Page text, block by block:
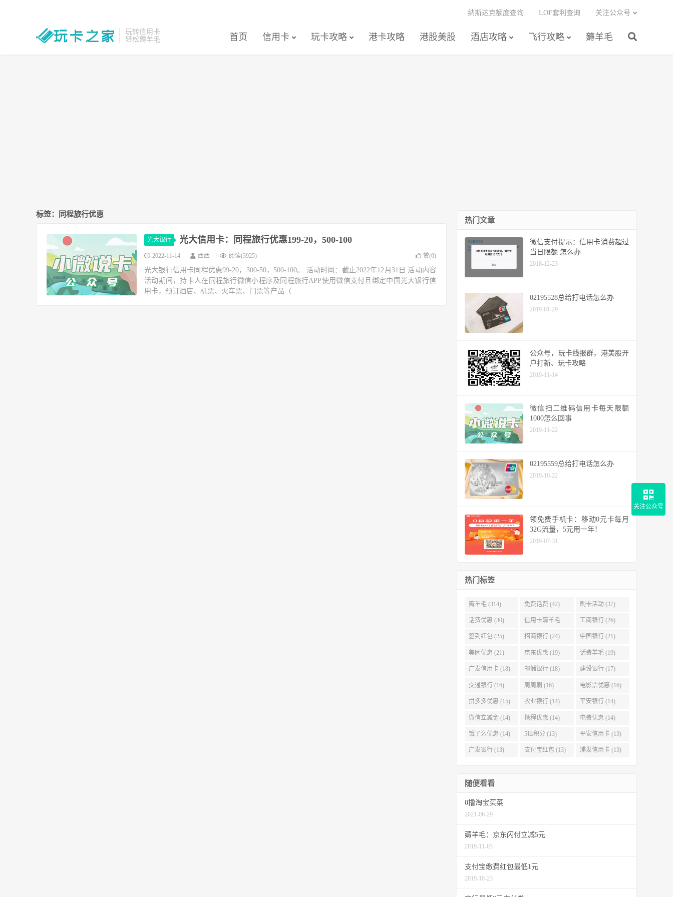
玩转信用卡
轻松薅羊毛
首页 信用卡 玩卡攻略 港卡攻略 港股美股 酒店攻略 飞行攻略 薅羊毛
纳斯达克额度查询 LOF套利查询 关注公众号
标签：同程旅行优惠
光大银行 光大信用卡：同程旅行优惠199-20，500-100
2022-11-14 西西 阅读(3925) 赞(0)
光大银行信用卡同程优惠99-20，300-50，500-100。 活动时间：截止2022年12月31日 活动内容
活动期间，持卡人在同程旅行微信小程序及同程旅行APP使用微信支付且绑定中国光大银行信
用卡，预订酒店、机票、火车票、门票等产品（...
热门文章
微信支付提示：信用卡消费超过
当日限额 怎么办
2018-12-23
02195528总给打电话怎么办
2019-01-29
公众号，玩卡线报群，港美股开
户打新、玩卡攻略
2019-11-14
微信扫二维码信用卡每天限额
1000怎么回事
2019-11-22
02195559总给打电话怎么办
2019-10-22
领免费手机卡：移动0元卡每月
32G流量，5元用一年！
2019-07-31
热门标签
薅羊毛 (314) 免费话费 (42) 刷卡活动 (37)
话费优惠 (30) 信用卡薅羊毛
(29)
工商银行 (26)
签到红包 (25) 招商银行 (24) 中国银行 (21)
美团优惠 (21) 京东优惠 (19) 话费羊毛 (19)
广发信用卡 (18) 邮储银行 (18) 建设银行 (17)
交通银行 (16) 周周刷 (16) 电影票优惠 (16)
拼多多优惠 (15) 农业银行 (14) 平安银行 (14)
微信立减金 (14) 携程优惠 (14) 电费优惠 (14)
饿了么优惠 (14) 5倍积分 (13) 平安信用卡 (13)
广发银行 (13) 支付宝红包 (13) 浦发信用卡 (13)
随便看看
0撸淘宝买菜
2021-06-29
薅羊毛：京东闪付立减5元
2019-11-03
支付宝缴费红包最低1元
2019-10-23
关注公众号